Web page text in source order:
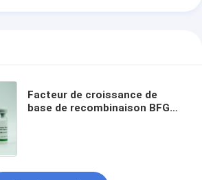
Facteur de croissance de
base de recombinaison BFGF